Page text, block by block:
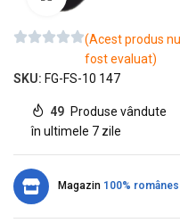
(Acest produs
fost evaluat)
SKU: FG-FS-10 147
49 Produse vândute
în ultimele 7 zile
Magazin 100%